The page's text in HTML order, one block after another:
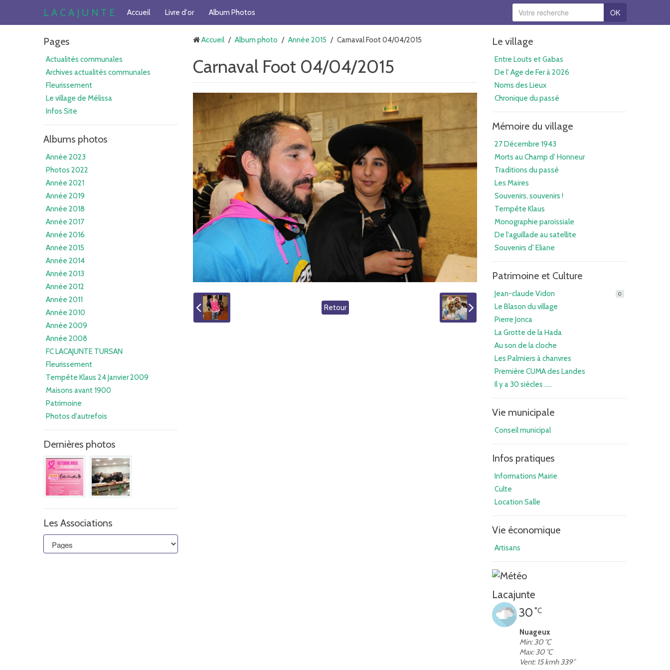
L A C A J U N T E Accueil Livre d'or Album Photos OK
Pages
Actualités communales
Archives actualités communales
Fleurissement
Le village de Mélissa
Infos Site
Albums photos
Année 2023
Photos 2022
Année 2021
Année 2019
Année 2018
Année 2017
Année 2016
Année 2015
Année 2014
Année 2013
Année 2012
Année 2011
Année 2010
Année 2009
Année 2008
FC LACAJUNTE TURSAN
Fleurissement
Tempête Klaus 24 Janvier 2009
Maisons avant 1900
Patrimoine
Photos d'autrefois
Dernières photos
Les Associations
Accueil / Album photo / Année 2015 / Carnaval Foot 04/04/2015
Carnaval Foot 04/04/2015
Retour
Le village
Entre Louts et Gabas
De l' Age de Fer à 2026
Noms des Lieux
Chronique du passé
Mémoire du village
27 Décembre 1943
Morts au Champ d' Honneur
Traditions du passé
Les Maires
Souvenirs, souvenirs !
Tempête Klaus
Monographie paroissiale
De l'aguillade au satellite
Souvenirs d' Eliane
Patrimoine et Culture
Jean-claude Vidon 0
Le Blason du village
Pierre Jonca
La Grotte de la Hada
Au son de la cloche
Les Palmiers à chanvres
Première CUMA des Landes
Il y a 30 siècles .....
Vie municipale
Conseil municipal
Infos pratiques
Informations Mairie
Culte
Location Salle
Vie économique
Artisans
Lacajunte
30 °C
Nuageux
Min: 30 °C
Max: 30 °C
Vent: 15 kmh 339°